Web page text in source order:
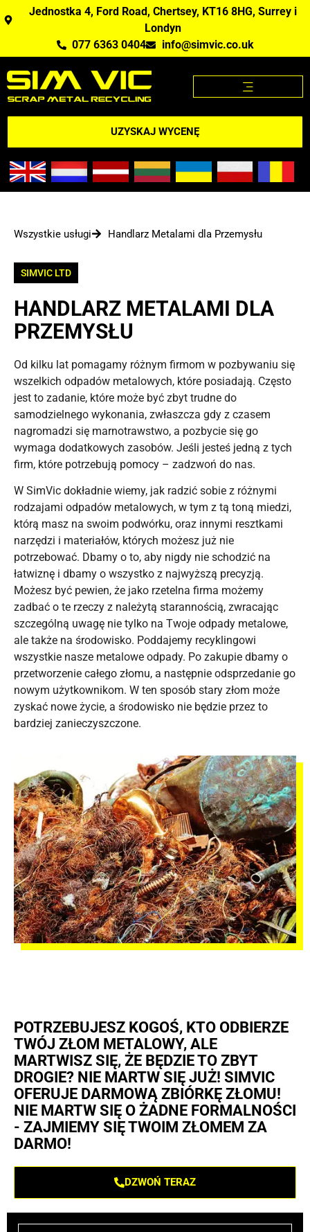
Jednostka 4, Ford Road, Chertsey, KT16 8HG, Surrey i
Londyn
077 6363 0404
info@simvic.co.uk
UZYSKAJ WYCENĘ
Wszystkie usługi Handlarz Metalami dla Przemysłu
SIMVIC LTD
HANDLARZ METALAMI DLA
PRZEMYSŁU
Od kilku lat pomagamy różnym firmom w pozbywaniu się
wszelkich odpadów metalowych, które posiadają. Często
jest to zadanie, które może być zbyt trudne do
samodzielnego wykonania, zwłaszcza gdy z czasem
nagromadzi się marnotrawstwo, a pozbycie się go
wymaga dodatkowych zasobów. Jeśli jesteś jedną z tych
firm, które potrzebują pomocy – zadzwoń do nas.
W SimVic dokładnie wiemy, jak radzić sobie z różnymi
rodzajami odpadów metalowych, w tym z tą toną miedzi,
którą masz na swoim podwórku, oraz innymi resztkami
narzędzi i materiałów, których możesz już nie
potrzebować. Dbamy o to, aby nigdy nie schodzić na
łatwiznę i dbamy o wszystko z najwyższą precyzją.
Możesz być pewien, że jako rzetelna firma możemy
zadbać o te rzeczy z należytą starannością, zwracając
szczególną uwagę nie tylko na Twoje odpady metalowe,
ale także na środowisko. Poddajemy recyklingowi
wszystkie nasze metalowe odpady. Po zakupie dbamy o
przetworzenie całego złomu, a następnie odsprzedanie go
nowym użytkownikom. W ten sposób stary złom może
zyskać nowe życie, a środowisko nie będzie przez to
bardziej zanieczyszczone.
POTRZEBUJESZ KOGOŚ, KTO ODBIERZE
TWÓJ ZŁOM METALOWY, ALE
MARTWISZ SIĘ, ŻE BĘDZIE TO ZBYT
DROGIE? NIE MARTW SIĘ JUŻ! SIMVIC
OFERUJE DARMOWĄ ZBIÓRKĘ ZŁOMU!
NIE MARTW SIĘ O ŻADNE FORMALNOŚCI
- ZAJMIEMY SIĘ TWOIM ZŁOMEM ZA
DARMO!
DZWOŃ TERAZ